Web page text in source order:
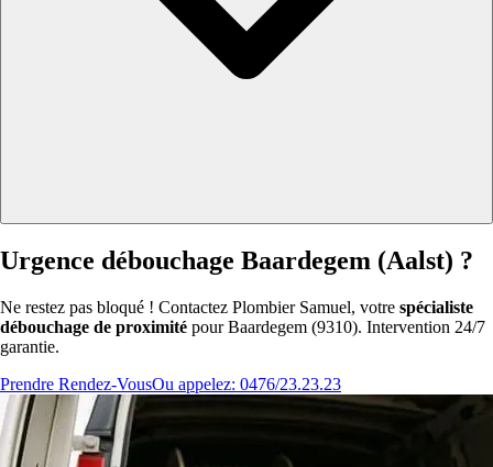
Urgence débouchage Baardegem (Aalst) ?
Ne restez pas bloqué ! Contactez Plombier Samuel, votre spécialiste
débouchage de proximité pour Baardegem (9310). Intervention 24/7
garantie.
Prendre Rendez-VousOu appelez: 0476/23.23.23